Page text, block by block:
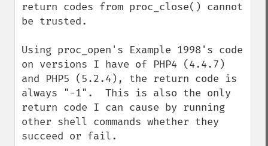
return codes from proc_close() cannot
be trusted.
Using proc_open's Example 1998's code
on versions I have of PHP4 (4.4.7)
and PHP5 (5.2.4), the return code is
always "-1".  This is also the only
return code I can cause by running
other shell commands whether they
succeed or fail.